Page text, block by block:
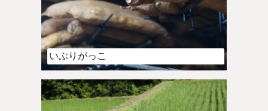
いぶりがっこ